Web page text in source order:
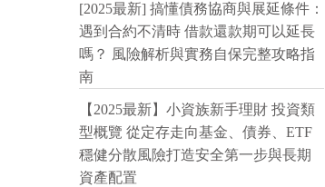
[2025最新] 搞懂債務協商與展延條件：
遇到合約不清時 借款還款期可以延長
嗎？ 風險解析與實務自保完整攻略指
南
【2025最新】小資族新手理財 投資類
型概覽 從定存走向基金、債券、ETF
穩健分散風險打造安全第一步與長期
資產配置